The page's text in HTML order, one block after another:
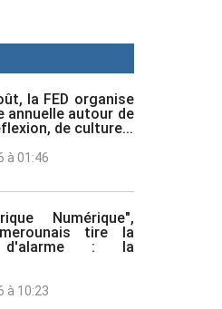
la FED organise
annuelle autour de
de culture...
à 01:46
Numérique",
tire la
d'alarme : la
à 10:23